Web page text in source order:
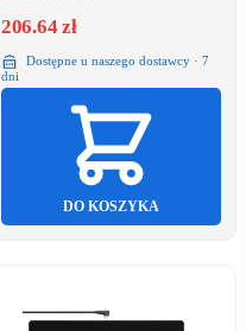
206.64 zł
Dostępne u naszego dostawcy · 7
dni
DO KOSZYKA